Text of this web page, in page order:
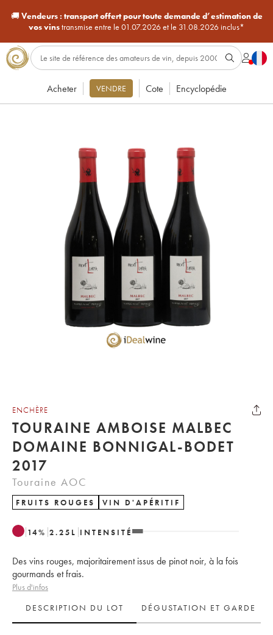
🚚Vendeurs : transport offert pour toute demande d’estimation de
vos vinstransmise entre le 01.07.2026 et le 31.08.2026 inclus*
Acheter VENDRE Cote Encyclopédie
ENCHÈRE
TOURAINE AMBOISE MALBEC
DOMAINE BONNIGAL-BODET
2017
Touraine AOC
FRUITS ROUGES VIN D'APÉRITIF
14% 2.25 L INTENSITÉ
Des vins rouges, majoritairement issus de pinot noir, à la fois
gourmands et frais.
Plus d'infos
DESCRIPTION DU LOT
DÉGUSTATION ET GARDE